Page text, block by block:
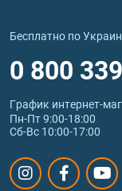
омега 3
клеток
состояние
омега 6
Бесплатно по
0 800
График
Пн-Пт 9:00-18:00
Сб-Вс 10:00-17:00